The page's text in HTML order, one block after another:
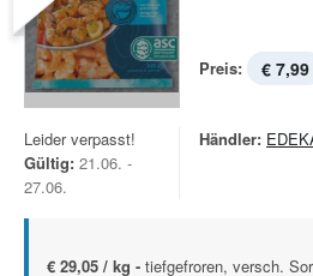
Preis: € 7,99
Leider verpasst!
Gültig: 21.06. -
27.06.
Händler:
€ 29,05 / kg - tiefgefroren, versch.